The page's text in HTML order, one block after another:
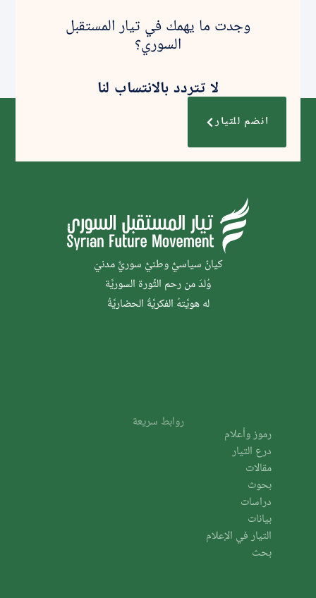
وجدت ما يهمك في تيار المستقبل
السوري؟
لا تتردد بالانتساب لنا
انضم للتيار
كيانٌ سياسيٌّ وطنيٌّ سوريٌّ مدنيّ
وُلدَ من رحم الثَّورة السوريَّة
له هويَّتهُ الفكريَّةُ الحضاريَّةُ
روابط سريعة
رموز وأعلام
درع التيار
مقالات
بحوث
دراسات
بيانات
التيار في الإعلام
بحث